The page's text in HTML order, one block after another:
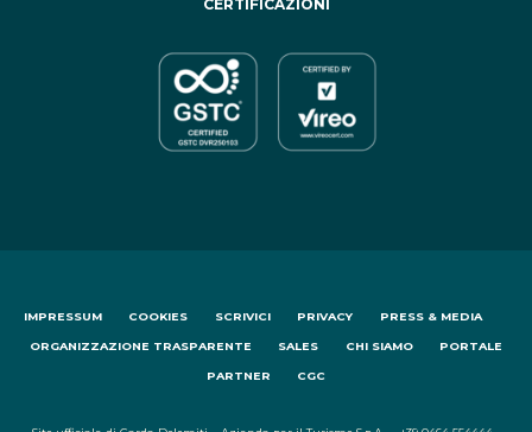
CERTIFICAZIONI
IMPRESSUM COOKIES SCRIVICI PRIVACY PRESS & MEDIA
ORGANIZZAZIONE TRASPARENTE SALES CHI SIAMO PORTALE
PARTNER CGC